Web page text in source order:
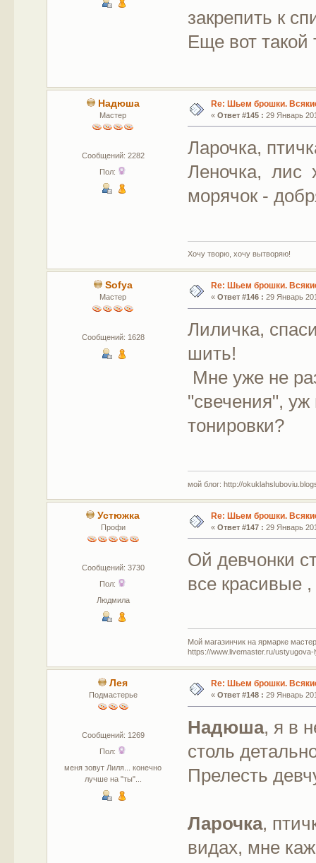
закрепить к
Еще вот
Надюша
Мастер
Сообщений: 2282
Пол:
Re: Шьем брошки.
« Ответ #145 : 29 Январь
Ларочка,
Леночка, лис
морячок -
Хочу творю, хочу вытворяю!
Sofya
Мастер
Сообщений: 1628
Re: Шьем брошки.
« Ответ #146 : 29 Январь
Лиличка,
шить!
Мне уже не
"свечения",
тонировки?
мой блог: http://
Устюжка
Профи
Сообщений: 3730
Пол:
Людмила
Re: Шьем брошки.
« Ответ #147 : 29 Январь
Ой девчонки
все красивые
Мой магазинчик на ярмарке
https://www.livemaster.ru/ustyugova-
Лея
Подмастерье
Сообщений: 1269
Пол:
меня зовут Лиля... конечно
лучше на "ты"...
Re: Шьем брошки.
« Ответ #148 : 29 Январь
Надюша, я в
столь
Прелесть
Ларочка,
видах, мне